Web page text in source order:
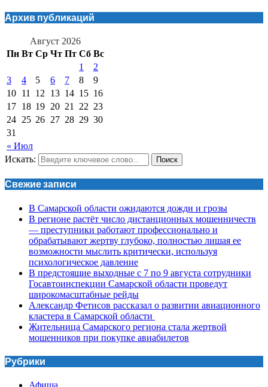
Архив публикаций
Август 2026
Пн Вт Ср Чт Пт Сб Вс
« Июл
1
2
3
4 5 6 7 8
9
10 11 12 13 14 15 16
17 18 19 20 21 22 23
24 25 26 27 28 29 30
31
Искать: Поиск
Свежие записи
В Самарской области ожидаются дожди и грозы
В регионе растёт число дистанционных мошенничеств
— преступники работают профессионально и
обрабатывают жертву глубоко, полностью лишая ее
возможности мыслить критически, используя
психологическое давление
В предстоящие выходные с 7 по 9 августа сотрудники
Госавтоинспекции Самарской области проведут
широкомасштабные рейды
Александр Фетисов рассказал о развитии авиационного
кластера в Самарской области
Жительница Самарского региона стала жертвой
мошенников при покупке авиабилетов
Рубрики